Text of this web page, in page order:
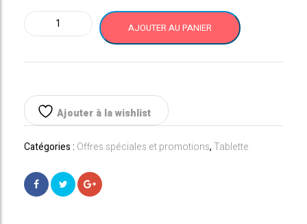
prix
initial
169,00€.
prix
actuel
129,00€.
quantité
de
GALAXY
2019
8''
AJOUTER AU PANIER
Ajouter à la wishlist
Catégories : Offres spéciales et promotions,Tablette